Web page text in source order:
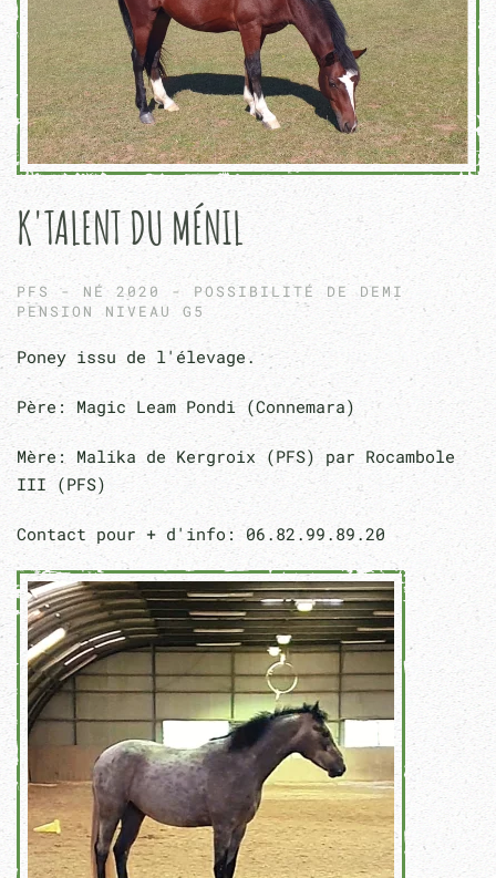
K'TALENT DU MÉNIL
PFS - NÉ 2020 - POSSIBILITÉ DE DEMI
PENSION NIVEAU G5
Poney issu de l'élevage.
Père: Magic Leam Pondi (Connemara)
Mère: Malika de Kergroix (PFS) par Rocambole
III (PFS)
Contact pour + d'info: 06.82.99.89.20